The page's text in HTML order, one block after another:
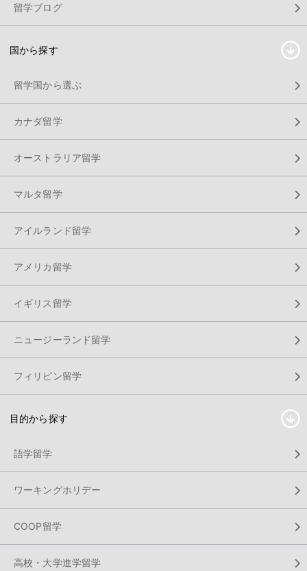
留学ブログ
国から探す
留学国から選ぶ
カナダ留学
オーストラリア留学
マルタ留学
アイルランド留学
アメリカ留学
イギリス留学
ニュージーランド留学
フィリピン留学
目的から探す
語学留学
ワーキングホリデー
COOP留学
高校・大学進学留学